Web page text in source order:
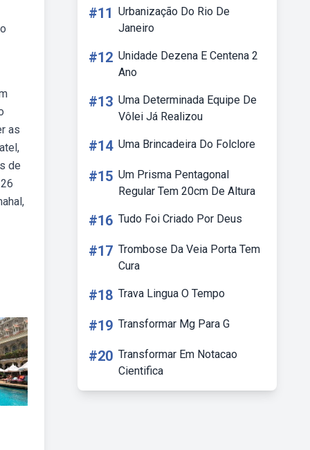
as
de
#11 Urbanização Do Rio De
Janeiro
#12 Unidade Dezena E Centena 2
Ano
#13 Uma Determinada Equipe De
Vôlei Já Realizou
#14 Uma Brincadeira Do Folclore
#15 Um Prisma Pentagonal
Regular Tem 20cm De Altura
#16 Tudo Foi Criado Por Deus
#17 Trombose Da Veia Porta Tem
Cura
#18 Trava Lingua O Tempo
#19 Transformar Mg Para G
#20 Transformar Em Notacao
Cientifica